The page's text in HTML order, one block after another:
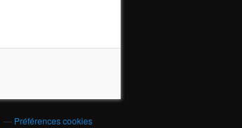
Préférences cookies